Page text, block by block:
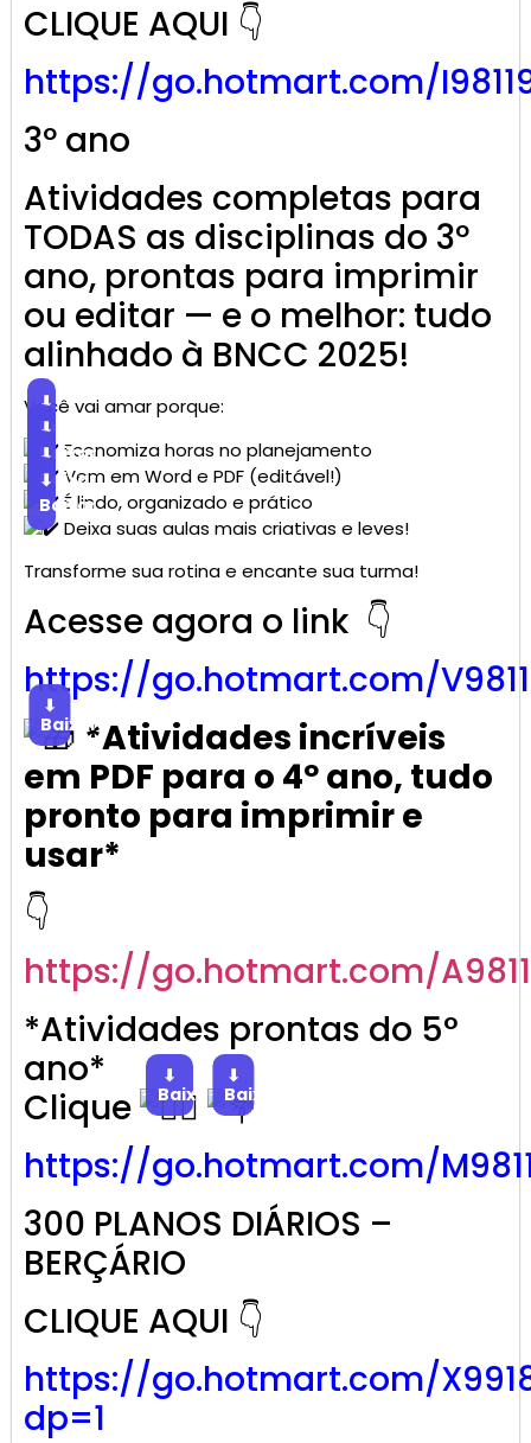
CLIQUE AQUI 👇
https://go.hotmart.com/
3º ano
Atividades completas para
TODAS as disciplinas do 3º
ano, prontas para imprimir
ou editar — e o melhor: tudo
alinhado à BNCC 2025!
Você vai amar porque:
⬇
Baixar
Economiza horas no planejamento
⬇
Baixar
Vem em Word e PDF (editável!)
⬇
Baixar
É lindo, organizado e prático
⬇
Baixar
Deixa suas aulas mais criativas e leves!
Transforme sua rotina e encante sua turma!
Acesse agora o link 👇
https://go.hotmart.com/
⬇
Baixar*Atividades incríveis
em PDF para o 4º ano, tudo
pronto para imprimir e
usar*
👇
https://go.hotmart.com/
*Atividades prontas do 5°
ano*
Clique
⬇
Baixar
⬇
Baixar
https://go.hotmart.com/
300 PLANOS DIÁRIOS –
BERÇÁRIO
CLIQUE AQUI 👇
https://go.hotmart.com/
dp=1